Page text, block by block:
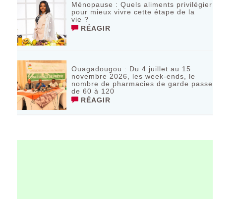
Ménopause : Quels aliments privilégier
pour mieux vivre cette étape de la
vie ?
RÉAGIR
Ouagadougou : Du 4 juillet au 15
novembre 2026, les week-ends, le
nombre de pharmacies de garde passe
de 60 à 120
RÉAGIR